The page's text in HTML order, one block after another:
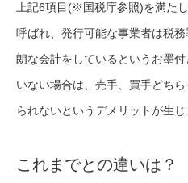
上記6項目(※国税庁参照)を満た
呼ばれ、発行可能な事業者は税
朗な会計をしているというお墨
いない場合は、売手、買手どち
られないというデメリットが生じ
これまでとの違いは？